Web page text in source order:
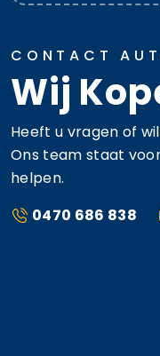
CONTACT
Wij
Heeft u vragen of
Ons team staat
helpen.
0470 686 838